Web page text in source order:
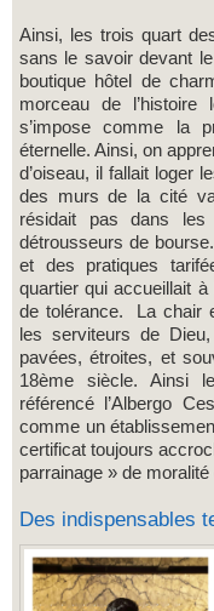
Ainsi, les trois quart des visiteurs de la Cité éternelle passent
sans le savoir devant
boutique hôtel de
morceau de
s’impose comme la
éternelle. Ainsi, on
d’oiseau, il fallait loger
des murs de la cité
résidait pas dans
détrousseurs de
et des pratiques
quartier qui accueillait à
de tolérance. La chair
les serviteurs de
pavées, étroites, et
18ème siècle. Ainsi
référencé l’Albergo
comme un
certificat toujours
parrainage » de
Des indispensables